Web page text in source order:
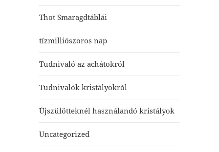
Thot Smaragdtáblái
tízmilliószoros nap
Tudnivaló az achátokról
Tudnivalók kristályokról
Újszülötteknél használandó kristályok
Uncategorized